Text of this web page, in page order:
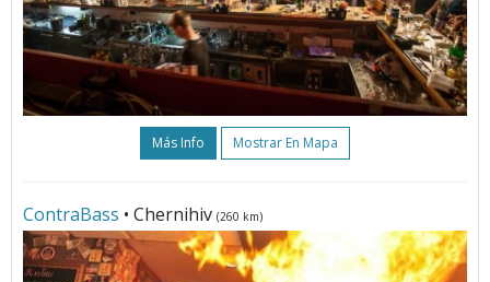
Más Info Mostrar En Mapa
ContraBass • Chernihiv (260 km)